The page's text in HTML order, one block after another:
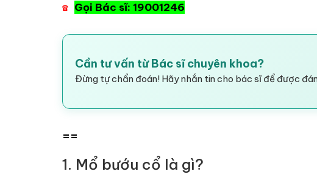
☎ Gọi Bác sĩ: 19001246
Cần tư vấn từ Bác sĩ chuyên khoa?
Đừng tự chẩn đoán! Hãy nhắn tin cho bác sĩ để được
==
1. Mổ bướu cổ là gì?